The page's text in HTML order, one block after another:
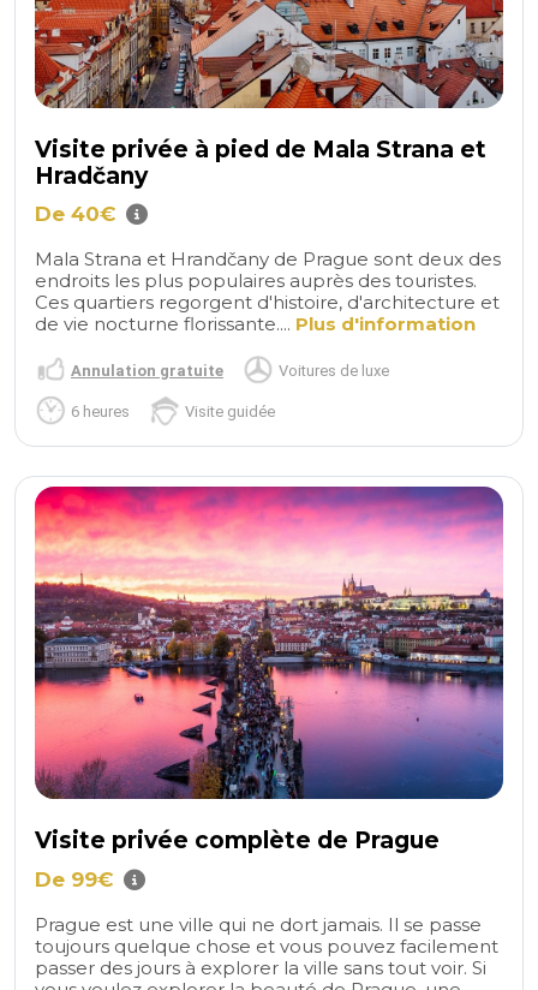
Visite privée à pied de Mala Strana et
Hradčany
De 40€
Mala Strana et Hrandčany de Prague sont deux des
endroits les plus populaires auprès des touristes.
Ces quartiers regorgent d'histoire, d'architecture et
de vie nocturne florissante.... Plus d'information
Annulation gratuite Voitures de luxe
6 heures Visite guidée
Visite privée complète de Prague
De 99€
Prague est une ville qui ne dort jamais. Il se passe
toujours quelque chose et vous pouvez facilement
passer des jours à explorer la ville sans tout voir. Si